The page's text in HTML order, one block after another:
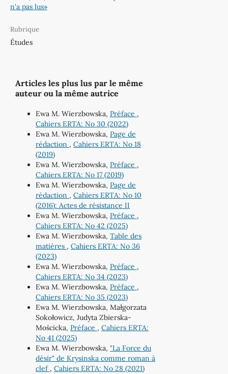
n'a pas lus»
Rubrique
Études
Articles les plus lus par le même
auteur ou la même autrice
Ewa M. Wierzbowska, Préface ,
Cahiers ERTA: No 30 (2022)
Ewa M. Wierzbowska, Page de
rédaction , Cahiers ERTA: No 18
(2019)
Ewa M. Wierzbowska, Préface ,
Cahiers ERTA: No 17 (2019)
Ewa M. Wierzbowska, Page de
rédaction , Cahiers ERTA: No 10
(2016): Actes de résistance II
Ewa M. Wierzbowska, Préface ,
Cahiers ERTA: No 42 (2025)
Ewa M. Wierzbowska, Table des
matières , Cahiers ERTA: No 36
(2023)
Ewa M. Wierzbowska, Préface ,
Cahiers ERTA: No 34 (2023)
Ewa M. Wierzbowska, Préface ,
Cahiers ERTA: No 35 (2023)
Ewa M. Wierzbowska, Małgorzata
Sokołowicz, Judyta Zbierska-
Mościcka, Préface , Cahiers ERTA:
No 41 (2025)
Ewa M. Wierzbowska, "La Force du
désir" de Krysinska comme roman à
clef , Cahiers ERTA: No 28 (2021)